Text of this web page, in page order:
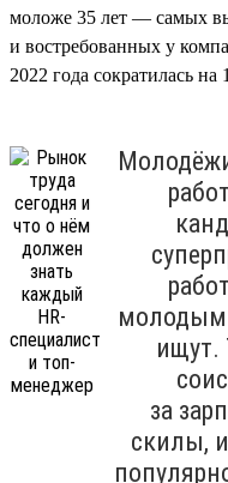
моложе 35 лет — самых
и востребованных у
2022 года сократилась
молодым
ищут.
за
скилы,